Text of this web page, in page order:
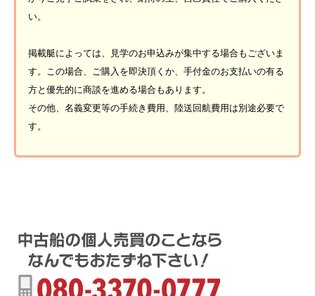
い。
掲載艇によっては、見学のお申込みが集中する場合もございま
す。この場合、ご購入を即決頂くか、手付金のお支払いの有る
方と優先的に商談を進める場合もあります。
その他、名義変更等の手続き費用、陸送回航費用は別途必要で
す。